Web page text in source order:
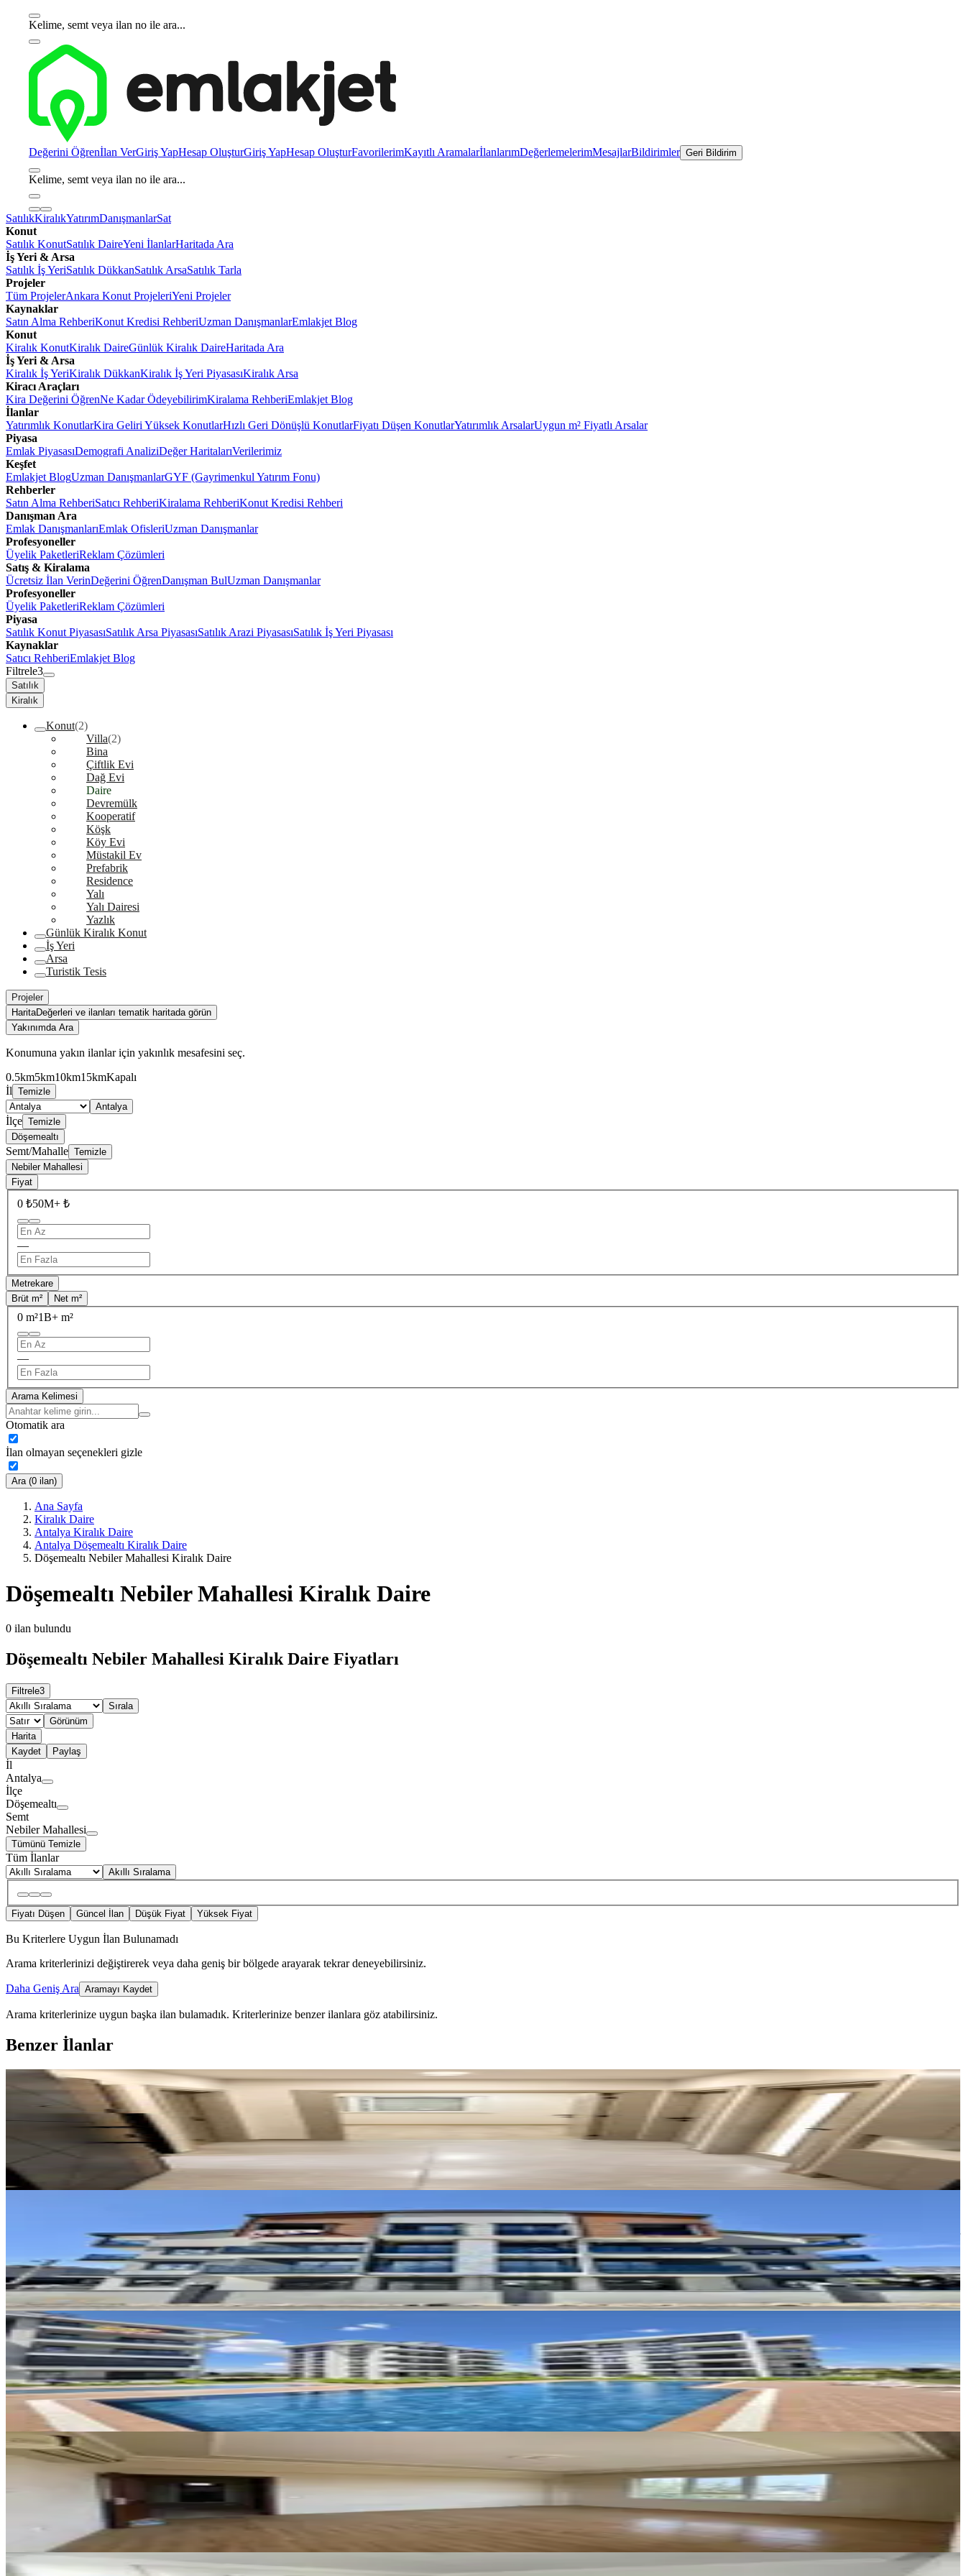
Kelime, semt veya ilan no ile ara...
Değerini Öğrenİlan VerGiriş YapHesap OluşturGiriş YapHesap OluşturFavorilerimKayıtlı AramalarİlanlarımDeğerlemelerimMesajlarBildirimler Geri Bildirim
Kelime, semt veya ilan no ile ara...
SatılıkKiralıkYatırımDanışmanlarSat
Konut
Satılık KonutSatılık DaireYeni İlanlarHaritada Ara
İş Yeri & Arsa
Satılık İş YeriSatılık DükkanSatılık ArsaSatılık Tarla
Projeler
Tüm ProjelerAnkara Konut ProjeleriYeni Projeler
Kaynaklar
Satın Alma RehberiKonut Kredisi RehberiUzman DanışmanlarEmlakjet Blog
Konut
Kiralık KonutKiralık DaireGünlük Kiralık DaireHaritada Ara
İş Yeri & Arsa
Kiralık İş YeriKiralık DükkanKiralık İş Yeri PiyasasıKiralık Arsa
Kiracı Araçları
Kira Değerini ÖğrenNe Kadar ÖdeyebilirimKiralama RehberiEmlakjet Blog
İlanlar
Yatırımlık KonutlarKira Geliri Yüksek KonutlarHızlı Geri Dönüşlü KonutlarFiyatı Düşen KonutlarYatırımlık ArsalarUygun m² Fiyatlı Arsalar
Piyasa
Emlak PiyasasıDemografi AnaliziDeğer HaritalarıVerilerimiz
Keşfet
Emlakjet BlogUzman DanışmanlarGYF (Gayrimenkul Yatırım Fonu)
Rehberler
Satın Alma RehberiSatıcı RehberiKiralama RehberiKonut Kredisi Rehberi
Danışman Ara
Emlak DanışmanlarıEmlak OfisleriUzman Danışmanlar
Profesyoneller
Üyelik PaketleriReklam Çözümleri
Satış & Kiralama
Ücretsiz İlan VerinDeğerini ÖğrenDanışman BulUzman Danışmanlar
Profesyoneller
Üyelik PaketleriReklam Çözümleri
Piyasa
Satılık Konut PiyasasıSatılık Arsa PiyasasıSatılık Arazi PiyasasıSatılık İş Yeri Piyasası
Kaynaklar
Satıcı RehberiEmlakjet Blog
Filtrele3
Satılık
Kiralık
Konut(2)
Villa(2)
Bina
Çiftlik Evi
Dağ Evi
Daire
Devremülk
Kooperatif
Köşk
Köy Evi
Müstakil Ev
Prefabrik
Residence
Yalı
Yalı Dairesi
Yazlık
Günlük Kiralık Konut
İş Yeri
Arsa
Turistik Tesis
Projeler
HaritaDeğerleri ve ilanları tematik haritada görün
Yakınımda Ara
Konumuna yakın ilanlar için yakınlık mesafesini seç.
0.5km5km10km15kmKapalı
İl Temizle
Antalya
İlçe Temizle
Döşemealtı
Semt/Mahalle Temizle
Nebiler Mahallesi
Fiyat
0 ₺50M+ ₺
—
Metrekare
Brüt m²
Net m²
0 m²1B+ m²
—
Arama Kelimesi
Otomatik ara
İlan olmayan seçenekleri gizle
Ara (0 ilan)
Ana Sayfa
Kiralık Daire
Antalya Kiralık Daire
Antalya Döşemealtı Kiralık Daire
Döşemealtı Nebiler Mahallesi Kiralık Daire
Döşemealtı Nebiler Mahallesi Kiralık Daire
0 ilan bulundu
Döşemealtı Nebiler Mahallesi Kiralık Daire Fiyatları
Filtrele3
Sırala
Görünüm
Harita
Kaydet
Paylaş
İl
Antalya
İlçe
Döşemealtı
Semt
Nebiler Mahallesi
Tümünü Temizle
Tüm İlanlar
Akıllı Sıralama
Fiyatı Düşen Güncel İlan Düşük Fiyat Yüksek Fiyat
Bu Kriterlere Uygun İlan Bulunamadı
Arama kriterlerinizi değiştirerek veya daha geniş bir bölgede arayarak tekrar deneyebilirsiniz.
Daha Geniş Ara Aramayı Kaydet
Arama kriterlerinize uygun başka ilan bulamadık. Kriterlerinize benzer ilanlara göz atabilirsiniz.
Benzer İlanlar
YENİ
Yeniköyde 2+1 Kiralık / Bilim Üniversitesine Çok Yakın
Döşemealtı, Yeniköy Mahallesi
2+1· 90 m² ·3. Kat·07.08.2026
22.000 ₺
Yavuz Gayrimenkul
Bilim Üniversitesine 800 Mt Hastaneye Sıfır 1+1 Kiralık
Döşemealtı, Çıplaklı Mahallesi
1+1·65 m²·Yüksek giriş·07.08.2026
17.500 ₺
Fazilet Göher İnşaat Emlak
Ara
YENİ
Eşyalı, Doğalgazlı 1+1 / Havuzlu Sitede / 55 M2 Geniş Daire
Döşemealtı, Yeniköy Mahallesi
1+1·60 m²·2. Kat·07.08.2026
25.000 ₺
Yavuz Gayrimenkul
Ara
YENİ
Altınkalede Ana Yola Yakın Önü Açık 3+1 Kiralık
Döşemealtı, Altınkale Mahallesi
3+1
140 m²·1. Kat·06.08.2026
26.000 ₺
Arn Yatırım GayrimenkulARN YATIRIM GAYRİMENKUL DANIŞMANLIK SAN VE TİC LTD ŞTİ
YENİ